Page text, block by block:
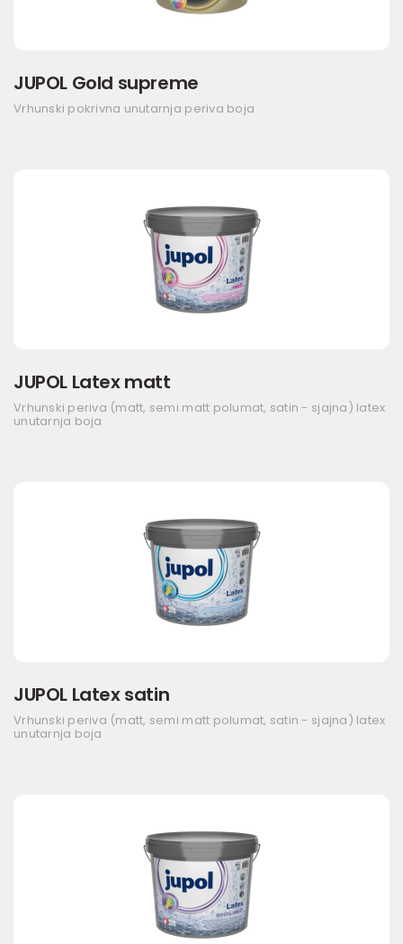
JUPOL Gold supreme
Vrhunski pokrivna unutarnja periva boja
JUPOL Latex matt
Vrhunski periva (matt, semi matt polumat, satin - sjajna) latex
unutarnja boja
JUPOL Latex satin
Vrhunski periva (matt, semi matt polumat, satin - sjajna) latex
unutarnja boja